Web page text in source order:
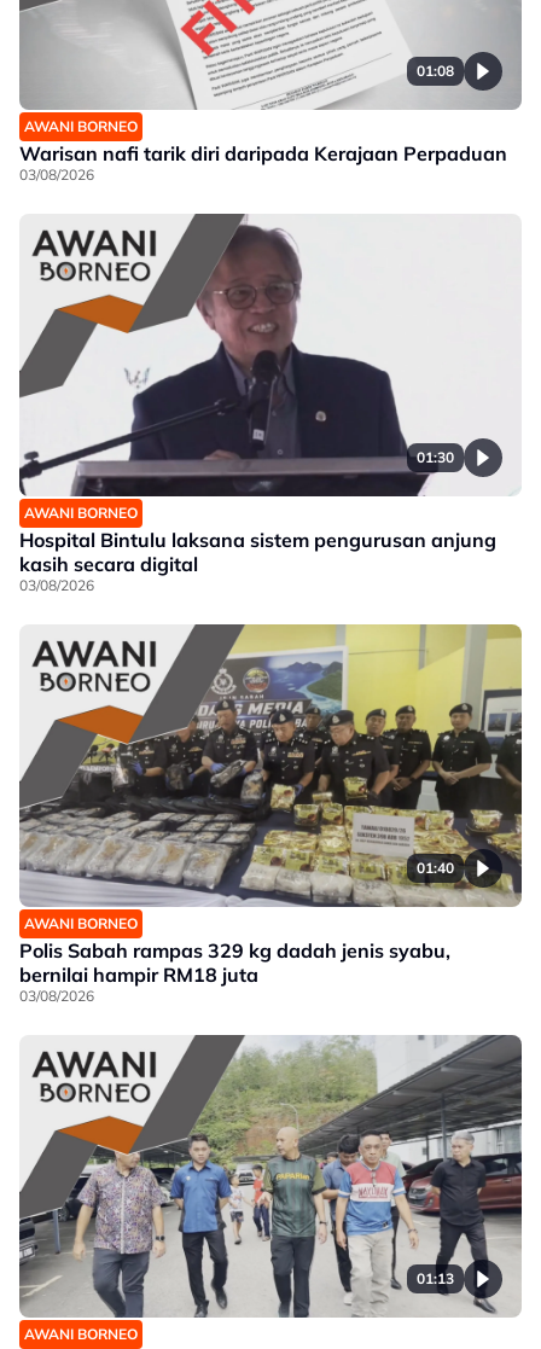
01:08
AWANI BORNEO
Warisan nafi tarik diri daripada Kerajaan Perpaduan
03/08/2026
01:30
AWANI BORNEO
Hospital Bintulu laksana sistem pengurusan anjung
kasih secara digital
03/08/2026
01:40
AWANI BORNEO
Polis Sabah rampas 329 kg dadah jenis syabu,
bernilai hampir RM18 juta
03/08/2026
01:13
AWANI BORNEO